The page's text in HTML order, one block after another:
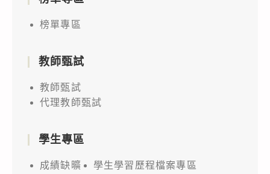
榜單專區
教師甄試
教師甄試
代理教師甄試
學生專區
成績缺曠
學生學習歷程檔案專區